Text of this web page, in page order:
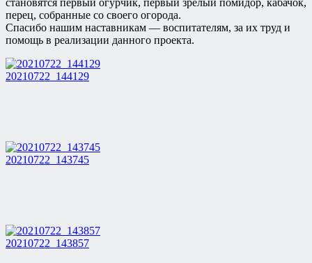
становятся первый огурчик, первый зрелый помидор, кабачок,
перец, собранные со своего огорода.
Спасибо нашим наставникам — воспитателям, за их труд и
помощь в реализации данного проекта.
20210722_144129
20210722_143745
20210722_143857